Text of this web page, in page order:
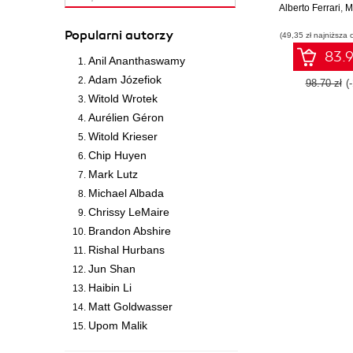
Popularni autorzy
Anil Ananthaswamy
Adam Józefiok
Witold Wrotek
Aurélien Géron
Witold Krieser
Chip Huyen
Mark Lutz
Michael Albada
Chrissy LeMaire
Brandon Abshire
Rishal Hurbans
Jun Shan
Haibin Li
Matt Goldwasser
Upom Malik
Alberto Ferrari,
(49,35 zł najniższa
98.70 zł